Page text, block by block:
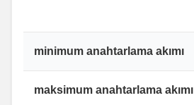
minimum anahtarlama akımı
maksimum anahtarlama akımı